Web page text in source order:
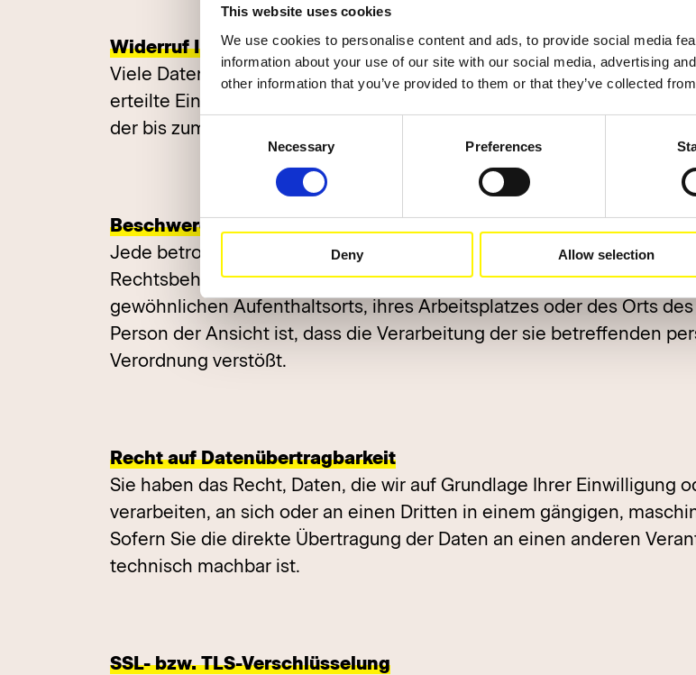
This website uses cookies
We use cookies to personalise content and ads, to provide social media
information about your use of our site with our social media, advertising
other information that you’ve provided to them or that they’ve collected
Consent
Necessary Preferences
Deny Allow selection
Widerruf Ihrer Einwilligung zur Datenverarbeitung
Viele Datenverarbeitungsvorgänge sind nur mit Ihrer ausdrücklichen
erteilte Einwilligung jederzeit widerrufen. Dazu reicht eine formlose
der bis zum Widerruf erfolgten Datenverarbeitung bleibt vom Widerruf
Beschwerderecht bei der zuständigen Aufsichtsbehörde
Jede betroffene Person hat unbeschadet eines anderweitigen
Rechtsbehelfs das Recht auf Beschwerde bei einer
gewöhnlichen Aufenthaltsorts, ihres Arbeitsplatzes oder des Orts
Person der Ansicht ist, dass die Verarbeitung der sie betreffenden
Verordnung verstößt.
Recht auf Datenübertragbarkeit
Sie haben das Recht, Daten, die wir auf Grundlage Ihrer Einwilligung
verarbeiten, an sich oder an einen Dritten in einem gängigen,
Sofern Sie die direkte Übertragung der Daten an einen anderen
technisch machbar ist.
SSL- bzw. TLS-Verschlüsselung